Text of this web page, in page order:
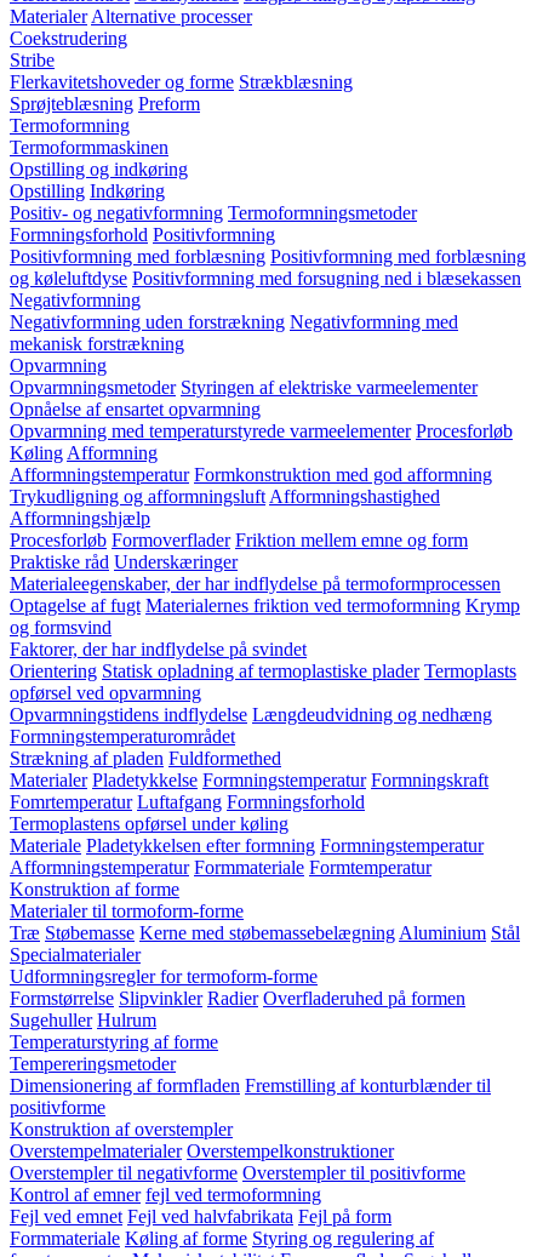
Materialer Alternative processer
Coekstrudering
Stribe
Flerkavitetshoveder og forme Strækblæsning
Sprøjteblæsning Preform
Termoformning
Termoformmaskinen
Opstilling og indkøring
Opstilling Indkøring
Positiv- og negativformning Termoformningsmetoder
Formningsforhold Positivformning
Positivformning med forblæsning Positivformning med forblæsning
og køleluftdyse Positivformning med forsugning ned i blæsekassen
Negativformning
Negativformning uden forstrækning Negativformning med
mekanisk forstrækning
Opvarmning
Opvarmningsmetoder Styringen af elektriske varmeelementer
Opnåelse af ensartet opvarmning
Opvarmning med temperaturstyrede varmeelementer Procesforløb
Køling Afformning
Afformningstemperatur Formkonstruktion med god afformning
Trykudligning og afformningsluft Afformningshastighed
Afformningshjælp
Procesforløb Formoverflader Friktion mellem emne og form
Praktiske råd Underskæringer
Materialeegenskaber, der har indflydelse på termoformprocessen
Optagelse af fugt Materialernes friktion ved termoformning Krymp
og formsvind
Faktorer, der har indflydelse på svindet
Orientering Statisk opladning af termoplastiske plader Termoplasts
opførsel ved opvarmning
Opvarmningstidens indflydelse Længdeudvidning og nedhæng
Formningstemperaturområdet
Strækning af pladen Fuldformethed
Materialer Pladetykkelse Formningstemperatur Formningskraft
Fomrtemperatur Luftafgang Formningsforhold
Termoplastens opførsel under køling
Materiale Pladetykkelsen efter formning Formningstemperatur
Afformningstemperatur Formmateriale Formtemperatur
Konstruktion af forme
Materialer til tormoform-forme
Træ Støbemasse Kerne med støbemassebelægning Aluminium Stål
Specialmaterialer
Udformningsregler for termoform-forme
Formstørrelse Slipvinkler Radier Overfladeruhed på formen
Sugehuller Hulrum
Temperaturstyring af forme
Tempereringsmetoder
Dimensionering af formfladen Fremstilling af konturblænder til
positivforme
Konstruktion af overstempler
Overstempelmaterialer Overstempelkonstruktioner
Overstempler til negativforme Overstempler til positivforme
Kontrol af emner fejl ved termoformning
Fejl ved emnet Fejl ved halvfabrikata Fejl på form
Formmateriale Køling af forme Styring og regulering af